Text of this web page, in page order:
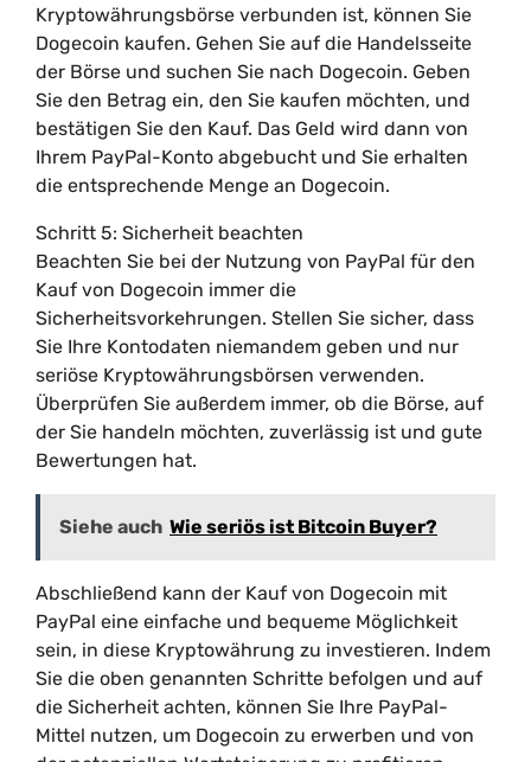
Kryptowährungsbörse verbunden ist, können Sie
Dogecoin kaufen. Gehen Sie auf die Handelsseite
der Börse und suchen Sie nach Dogecoin. Geben
Sie den Betrag ein, den Sie kaufen möchten, und
bestätigen Sie den Kauf. Das Geld wird dann von
Ihrem PayPal-Konto abgebucht und Sie erhalten
die entsprechende Menge an Dogecoin.
Schritt 5: Sicherheit beachten
Beachten Sie bei der Nutzung von PayPal für den
Kauf von Dogecoin immer die
Sicherheitsvorkehrungen. Stellen Sie sicher, dass
Sie Ihre Kontodaten niemandem geben und nur
seriöse Kryptowährungsbörsen verwenden.
Überprüfen Sie außerdem immer, ob die Börse, auf
der Sie handeln möchten, zuverlässig ist und gute
Bewertungen hat.
Siehe auch Wie seriös ist Bitcoin Buyer?
Abschließend kann der Kauf von Dogecoin mit
PayPal eine einfache und bequeme Möglichkeit
sein, in diese Kryptowährung zu investieren. Indem
Sie die oben genannten Schritte befolgen und auf
die Sicherheit achten, können Sie Ihre PayPal-
Mittel nutzen, um Dogecoin zu erwerben und von